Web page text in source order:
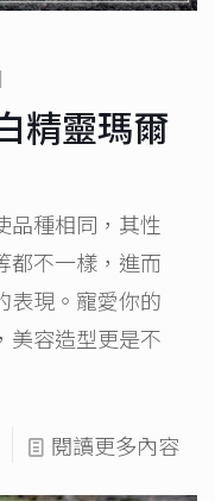
精靈瑪爾
品種相同，其性
都不一樣，進而
表現。寵愛你的
美容造型更是不
閱讀更多內容